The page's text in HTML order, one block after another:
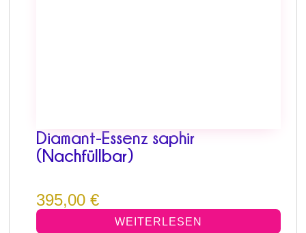
Diamant-Essenz saphir
(Nachfüllbar)
395,00 €
WEITERLESEN